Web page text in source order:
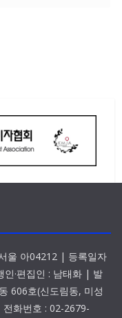
울 아04212 | 등록일자
·편집인 : 남태화 | 발
606호(신도림동, 미성
화번호 : 02-2679-